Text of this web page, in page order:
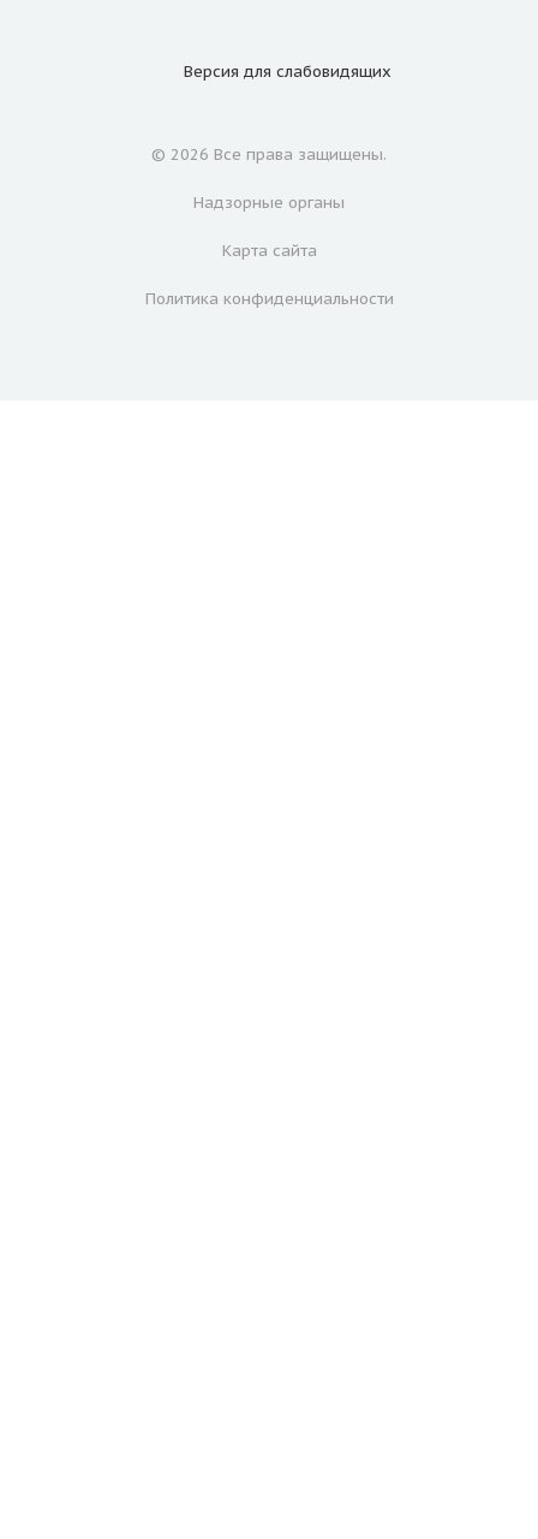
Версия для слабовидящих
© 2026 Все права защищены.
Надзорные органы
Карта сайта
Политика конфиденциальности